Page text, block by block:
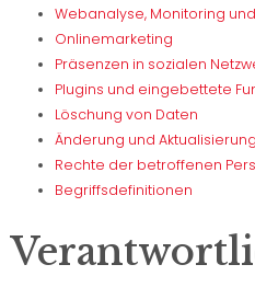
Webanalyse, Monitoring
Onlinemarketing
Präsenzen in sozialen
Plugins und eingebettete
Löschung von Daten
Änderung und
Rechte der betroffenen
Begriffsdefinitionen